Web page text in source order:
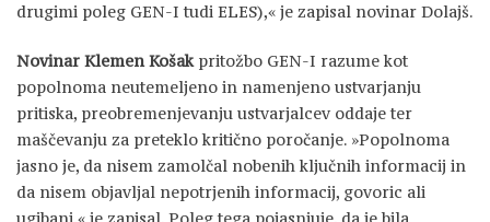
drugimi poleg GEN-I tudi ELES),« je zapisal novinar Dolajš.
Novinar Klemen Košakpritožbo GEN-I razume kot
popolnoma neutemeljeno in namenjeno ustvarjanju
pritiska, preobremenjevanju ustvarjalcev oddaje ter
maščevanju za preteklo kritično poročanje. »Popolnoma
jasno je, da nisem zamolčal nobenih ključnih informacij in
da nisem objavljal nepotrjenih informacij, govoric ali